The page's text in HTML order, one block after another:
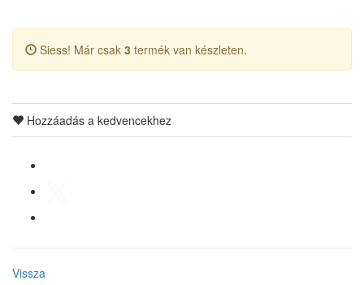
Siess! Már csak 3 termék van készleten.
Hozzáadás a kedvencekhez
Vissza